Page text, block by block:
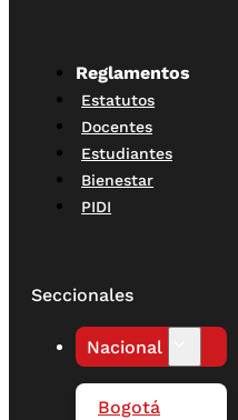
Reglamentos
Estatutos
Docentes
Estudiantes
Bienestar
PIDI
Seccionales
Nacional
Bogotá